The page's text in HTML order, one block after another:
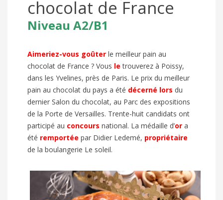
chocolat de France
Niveau A2/B1
Aimeriez-vous goûter le meilleur pain au
chocolat de France ? Vous le trouverez à Poissy,
dans les Yvelines, près de Paris. Le prix du meilleur
pain au chocolat du pays a été décerné lors du
dernier Salon du chocolat, au Parc des expositions
de la Porte de Versailles. Trente-huit candidats ont
participé au concours national. La médaille d’or a
été remportée par Didier Ledemé, propriétaire
de la boulangerie Le soleil.